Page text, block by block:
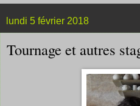
lundi 5 février 2018
Tournage et autres